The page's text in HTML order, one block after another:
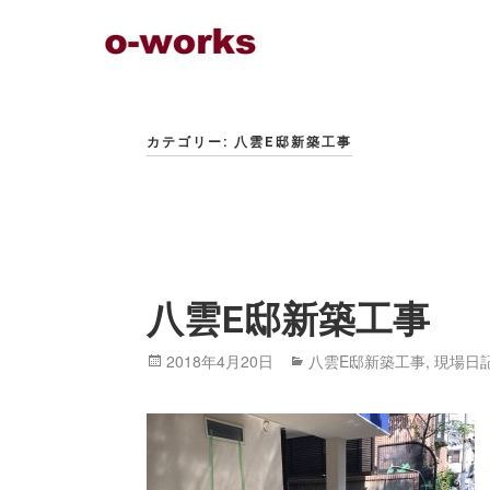
カテゴリー: 八雲E邸新築工事
八雲E邸新築工事
Posted
2018年4月20日 Categories
八雲E邸新築工事,現場日